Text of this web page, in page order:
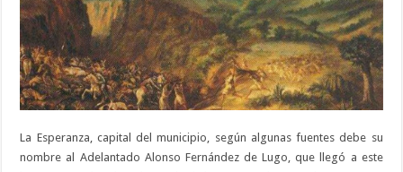
La Esperanza, capital del municipio, según algunas fuentes debe su
nombre al Adelantado Alonso Fernández de Lugo, que llegó a este